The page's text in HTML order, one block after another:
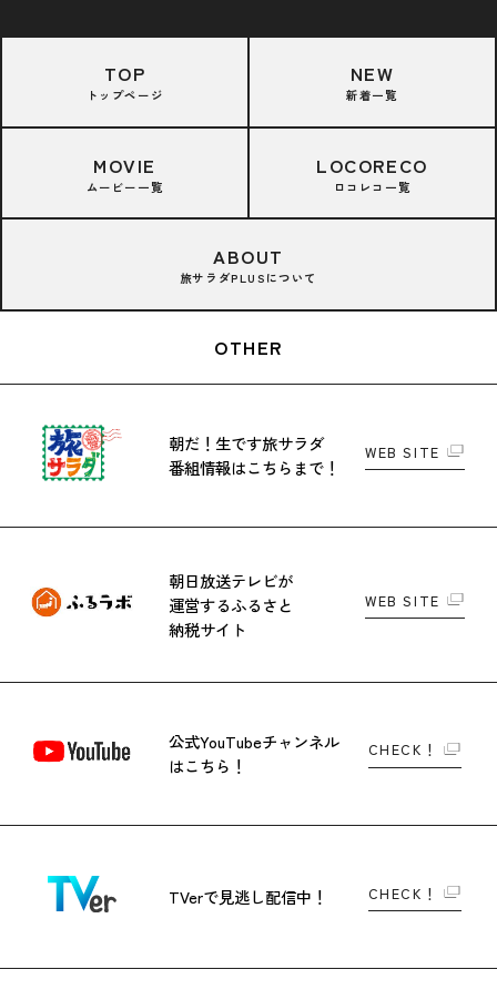
TOP
トップページ
NEW
新着一覧
MOVIE
ムービー一覧
LOCORECO
ロコレコ一覧
ABOUT
旅サラダPLUSについて
OTHER
朝だ！生です旅サラダ
番組情報はこちらまで！
WEB SITE
朝日放送テレビが
運営するふるさと
納税サイト
WEB SITE
公式YouTubeチャンネル
はこちら！
CHECK！
TVerで見逃し配信中！ CHECK！